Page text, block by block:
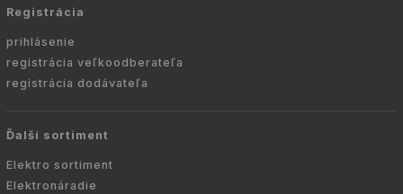
Registrácia
prihlásenie
registrácia veľkoodberateľa
registrácia dodávateľa
Ďalší sortiment
Elektro sortiment
Elektronáradie